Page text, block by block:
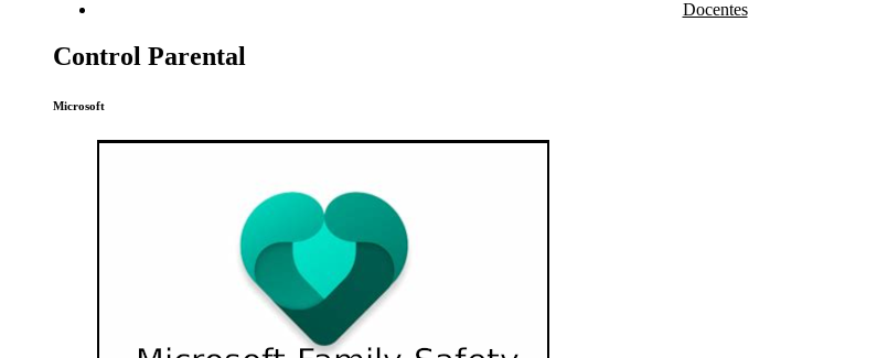
Docentes
Control Parental
Microsoft